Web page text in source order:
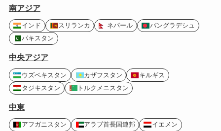
南アジア
インド スリランカ ネパール
バングラデシュ
パキスタン
中央アジア
ウズベキスタン カザフスタン
キルギス
タジキスタン
トルクメニスタン
中東
アフガニスタン アラブ首長国連邦
イエメン